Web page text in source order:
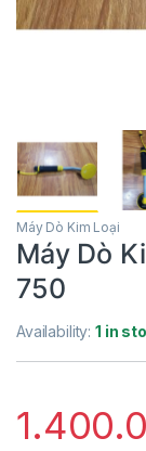
Máy Dò Kim Loại
Máy Dò
750
Availability:1 in